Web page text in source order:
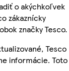
o akýchkoľvek
zákaznícky
značky Tesco.
Tesco
informácie. Toto